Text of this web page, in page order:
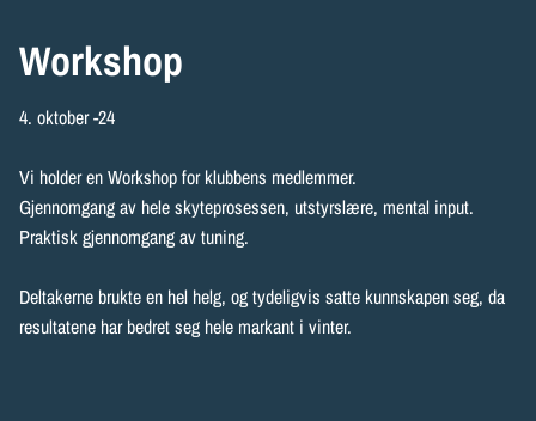
Workshop
4. oktober -24
Vi holder en Workshop for klubbens medlemmer.
Gjennomgang av hele skyteprosessen, utstyrslære, mental input.
Praktisk gjennomgang av tuning.
Deltakerne brukte en hel helg, og tydeligvis satte kunnskapen seg, da
resultatene har bedret seg hele markant i vinter.